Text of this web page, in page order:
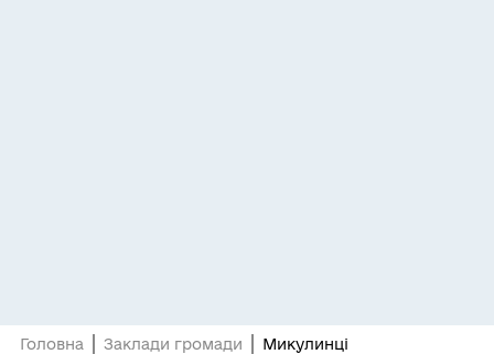
Головна Заклади громади Микулинці